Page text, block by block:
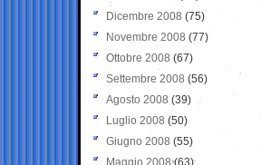
Dicembre 2008 (75)
Novembre 2008 (77)
Ottobre 2008 (67)
Settembre 2008 (56)
Agosto 2008 (39)
Luglio 2008 (50)
Giugno 2008 (55)
Maggio 2008(63)